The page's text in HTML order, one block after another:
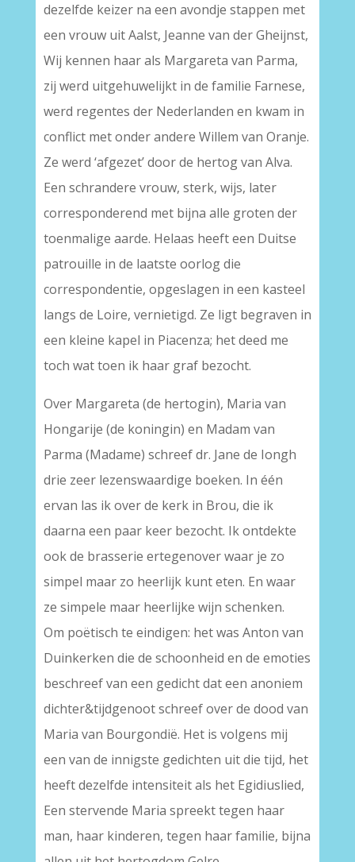
dezelfde keizer na een avondje stappen met
een vrouw uit Aalst, Jeanne van der Gheijnst,
Wij kennen haar als Margareta van Parma,
zij werd uitgehuwelijkt in de familie Farnese,
werd regentes der Nederlanden en kwam in
conflict met onder andere Willem van Oranje.
Ze werd ‘afgezet’ door de hertog van Alva.
Een schrandere vrouw, sterk, wijs, later
corresponderend met bijna alle groten der
toenmalige aarde. Helaas heeft een Duitse
patrouille in de laatste oorlog die
correspondentie, opgeslagen in een kasteel
langs de Loire, vernietigd. Ze ligt begraven in
een kleine kapel in Piacenza; het deed me
toch wat toen ik haar graf bezocht.
Over Margareta (de hertogin), Maria van
Hongarije (de koningin) en Madam van
Parma (Madame) schreef dr. Jane de Iongh
drie zeer lezenswaardige boeken. In één
ervan las ik over de kerk in Brou, die ik
daarna een paar keer bezocht. Ik ontdekte
ook de brasserie ertegenover waar je zo
simpel maar zo heerlijk kunt eten. En waar
ze simpele maar heerlijke wijn schenken.
Om poëtisch te eindigen: het was Anton van
Duinkerken die de schoonheid en de emoties
beschreef van een gedicht dat een anoniem
dichter&tijdgenoot schreef over de dood van
Maria van Bourgondië. Het is volgens mij
een van de innigste gedichten uit die tijd, het
heeft dezelfde intensiteit als het Egidiuslied,
Een stervende Maria spreekt tegen haar
man, haar kinderen, tegen haar familie, bijna